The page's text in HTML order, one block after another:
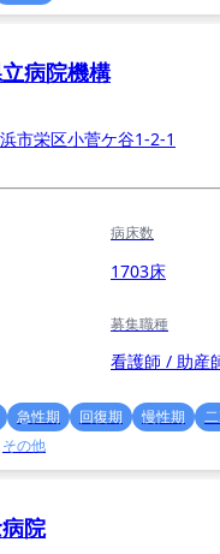
病院機構
市栄区小菅ケ谷1-2-1
病床数
1703床
募集職種
看護師 / 助産
急性期 回復期 慢性期
その他
院